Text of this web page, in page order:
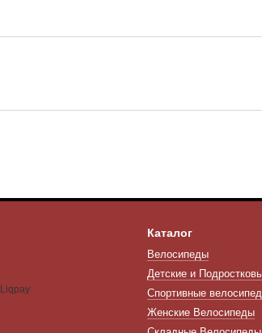
Каталог
Велосипеды
Детские и
Спортивные
Женские Велосипеды